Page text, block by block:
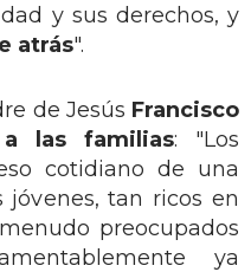
y sus derechos, y
atrás".
de Jesús Francisco
las familias: "Los
cotidiano de una
jóvenes, tan ricos en
preocupados
ya